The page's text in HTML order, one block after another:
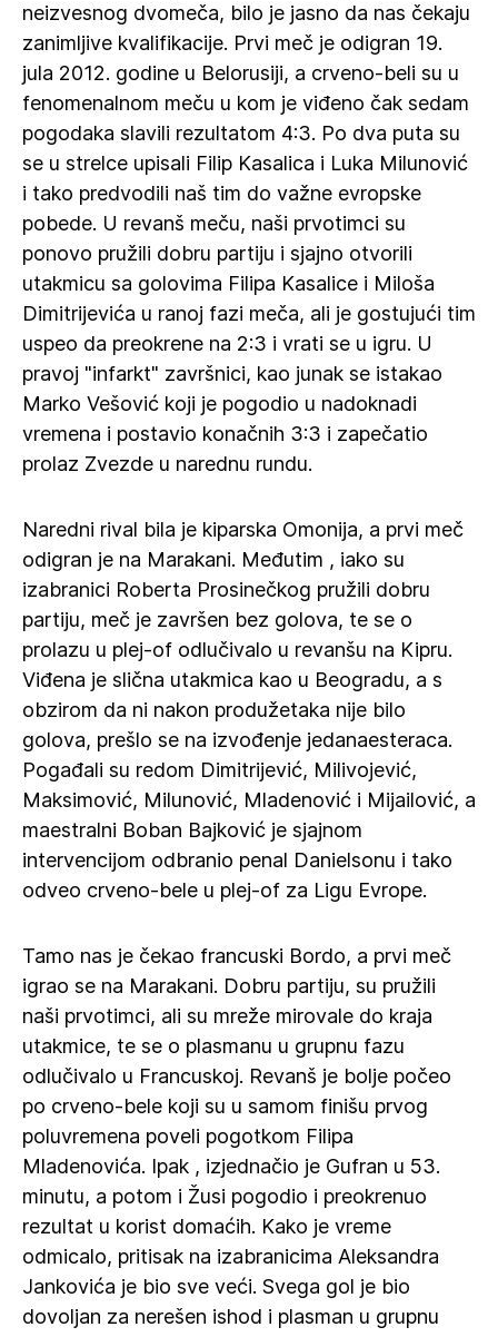
neizvesnog dvomeča, bilo je jasno da nas čekaju
zanimljive kvalifikacije. Prvi meč je odigran 19.
jula 2012. godine u Belorusiji, a crveno-beli su u
fenomenalnom meču u kom je viđeno čak sedam
pogodaka slavili rezultatom 4:3. Po dva puta su
se u strelce upisali Filip Kasalica i Luka Milunović
i tako predvodili naš tim do važne evropske
pobede. U revanš meču, naši prvotimci su
ponovo pružili dobru partiju i sjajno otvorili
utakmicu sa golovima Filipa Kasalice i Miloša
Dimitrijevića u ranoj fazi meča, ali je gostujući tim
uspeo da preokrene na 2:3 i vrati se u igru. U
pravoj "infarkt" završnici, kao junak se istakao
Marko Vešović koji je pogodio u nadoknadi
vremena i postavio konačnih 3:3 i zapečatio
prolaz Zvezde u narednu rundu.
Naredni rival bila je kiparska Omonija, a prvi meč
odigran je na Marakani. Međutim , iako su
izabranici Roberta Prosinečkog pružili dobru
partiju, meč je završen bez golova, te se o
prolazu u plej-of odlučivalo u revanšu na Kipru.
Viđena je slična utakmica kao u Beogradu, a s
obzirom da ni nakon produžetaka nije bilo
golova, prešlo se na izvođenje jedanaesteraca.
Pogađali su redom Dimitrijević, Milivojević,
Maksimović, Milunović, Mladenović i Mijailović, a
maestralni Boban Bajković je sjajnom
intervencijom odbranio penal Danielsonu i tako
odveo crveno-bele u plej-of za Ligu Evrope.
Tamo nas je čekao francuski Bordo, a prvi meč
igrao se na Marakani. Dobru partiju, su pružili
naši prvotimci, ali su mreže mirovale do kraja
utakmice, te se o plasmanu u grupnu fazu
odlučivalo u Francuskoj. Revanš je bolje počeo
po crveno-bele koji su u samom finišu prvog
poluvremena poveli pogotkom Filipa
Mladenovića. Ipak , izjednačio je Gufran u 53.
minutu, a potom i Žusi pogodio i preokrenuo
rezultat u korist domaćih. Kako je vreme
odmicalo, pritisak na izabranicima Aleksandra
Jankovića je bio sve veći. Svega gol je bio
dovoljan za nerešen ishod i plasman u grupnu